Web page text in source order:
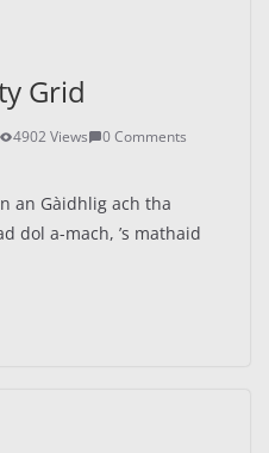
Grid
4902 Views
0 Comments
an Gàidhlig ach tha
dol a-mach, ’s mathaid